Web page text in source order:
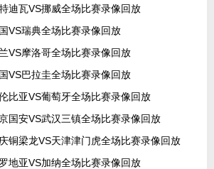
迪瓦VS挪威全场比赛录像回放
VS瑞典全场比赛录像回放
VS摩洛哥全场比赛录像回放
VS巴拉圭全场比赛录像回放
比亚VS葡萄牙全场比赛录像回放
国安VS武汉三镇全场比赛录像回放
铜梁龙VS天津津门虎全场比赛录像回放
地亚VS加纳全场比赛录像回放